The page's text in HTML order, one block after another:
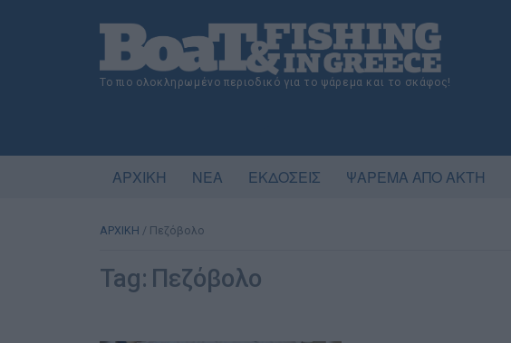
Το πιο ολοκληρωμένο περιοδικό για το ψάρεμα και το σκάφος!
ΑΡΧΙΚΗ ΝΕΑ ΕΚΔΟΣΕΙΣ ΨΑΡΕΜΑ ΑΠΟ ΑΚΤΗ
ΑΡΧΙΚΗ / Πεζόβολο
Tag: Πεζόβολο